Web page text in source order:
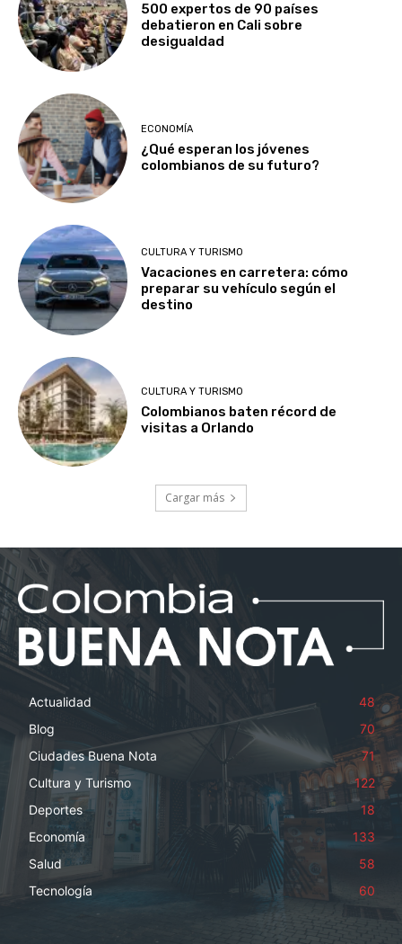
500 expertos de 90 países
debatieron en Cali sobre
desigualdad
ECONOMÍA
¿Qué esperan los jóvenes
colombianos de su futuro?
CULTURA Y TURISMO
Vacaciones en carretera: cómo
preparar su vehículo según el
destino
CULTURA Y TURISMO
Colombianos baten récord de
visitas a Orlando
Cargar más
Actualidad
48
Blog
70
Ciudades Buena Nota
71
Cultura y Turismo
122
Deportes
18
Economía
133
Salud
58
Tecnología
60